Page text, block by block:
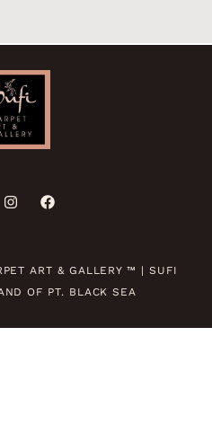
ART & GALLERY ™ | SUFI
OF PT. BLACK SEA